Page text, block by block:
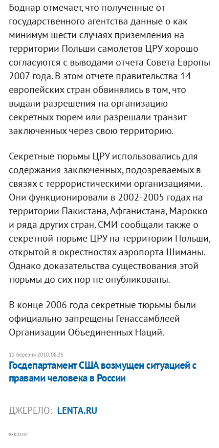
Боднар отмечает, что полученные от
государственного агентства данные о как
минимум шести случаях приземления на
территории Польши самолетов ЦРУ хорошо
согласуются с выводами отчета Совета Европы
2007 года. В этом отчете правительства 14
европейских стран обвинялись в том, что
выдали разрешения на организацию
секретных тюрем или разрешали транзит
заключенных через свою территорию.
Секретные тюрьмы ЦРУ использовались для
содержания заключенных, подозреваемых в
связях с террористическими организациями.
Они функционировали в 2002-2005 годах на
территории Пакистана, Афганистана, Марокко
и ряда других стран. СМИ сообщали также о
секретной тюрьме ЦРУ на территории Польши,
открытой в окрестностях аэропорта Шиманы.
Однако доказательства существования этой
тюрьмы до сих пор не опубликованы.
В конце 2006 года секретные тюрьмы были
официально запрещены Генассамблеей
Организации Объединенных Наций.
12 березня 2010, 08:35
Госдепартамент США возмущен ситуацией с
правами человека в России
ДЖЕРЕЛО: LENTA.RU
РЕКЛАМА